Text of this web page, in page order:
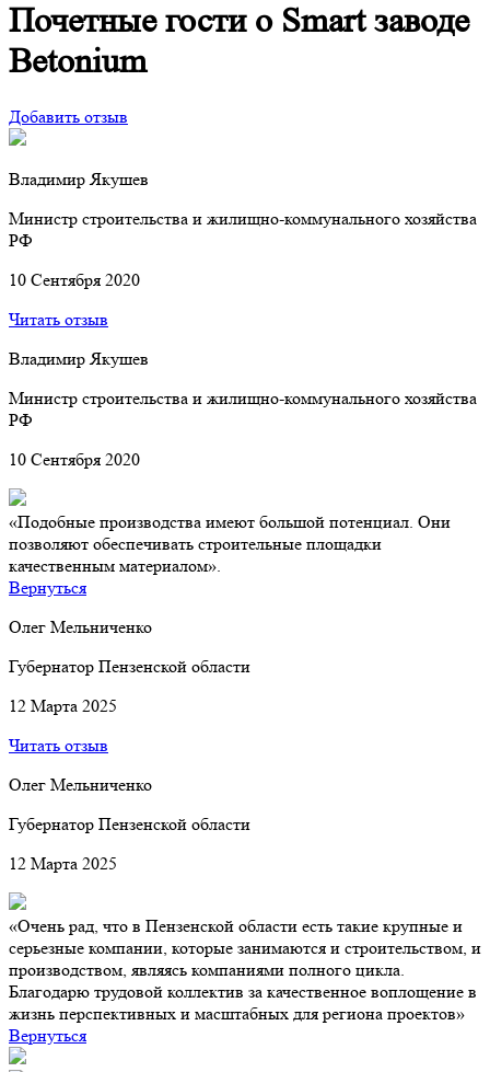
Почетные гости о Smart заводе
Betonium
Добавить отзыв
Владимир Якушев
Министр строительства и жилищно-коммунального хозяйства
РФ
10 Сентября 2020
Читать отзыв
Владимир Якушев
Министр строительства и жилищно-коммунального хозяйства
РФ
10 Сентября 2020
«Подобные производства имеют большой потенциал. Они
позволяют обеспечивать строительные площадки
качественным материалом».
Вернуться
Олег Мельниченко
Губернатор Пензенской области
12 Марта 2025
Читать отзыв
Олег Мельниченко
Губернатор Пензенской области
12 Марта 2025
«Очень рад, что в Пензенской области есть такие крупные и
серьезные компании, которые занимаются и строительством, и
производством, являясь компаниями полного цикла.
Благодарю трудовой коллектив за качественное воплощение в
жизнь перспективных и масштабных для региона проектов»
Вернуться